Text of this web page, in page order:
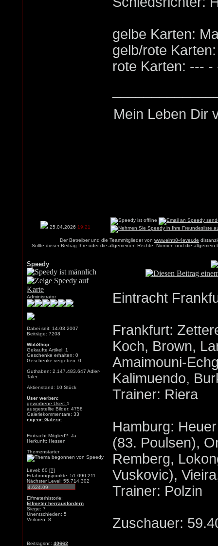
gelbe Karten:
gelb/rote
rote Karten: --- -
Mein Leben Dir
25.04.2026 19:21
Der Betreiber und die Teammitglieder von www.eintr8-4ever.de
Sollte dieser Beitrag Ihre oder die allgemeinen Rechte, Normen und die
Speedy
Administrator
Dabei seit: 14.03.2007
Beiträge: 7208
WbbShop:
Gekaufte Artikel: 1
Geschenke erhalten: 0
Geschenke vergeben: 0
Guthaben: 2.147.483.647 Adler-
Taler
Aktienstand: 10 Stück
User werben:
geworbene User: 1
ausgestellte Bilder: 4758
Galeriekommentare: 33
eigene Galerie
Eintracht Mitglied?: Ja
Herkunft: Hessen
Themenstarter
Level: 60 [?]
Erfahrungspunkte: 51.090.211
Nächster Level: 55.714.302
Elfmeterhistorie:
Elfmeter herrausfordern
Siege: 7
Unentschieden: 5
Verloren: 8
Beitragsnr.: 40662
Eintracht
Frankfurt:
Koch, Brown,
Amaimouni-
Kalimuendo,
Trainer: Riera
Hamburg:
(83. Poulsen),
Remberg,
Vuskovic),
Trainer: Polzin
Zuschauer: